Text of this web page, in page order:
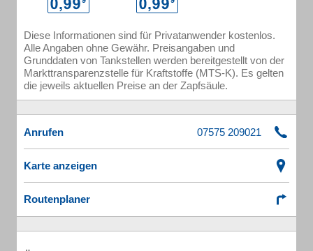
Diese Informationen sind für Privatanwender kostenlos.
Alle Angaben ohne Gewähr. Preisangaben und
Grunddaten von Tankstellen werden bereitgestellt von der
Markttransparenzstelle für Kraftstoffe (MTS-K). Es gelten
die jeweils aktuellen Preise an der Zapfsäule.
Anrufen
Karte anzeigen
Routenplaner